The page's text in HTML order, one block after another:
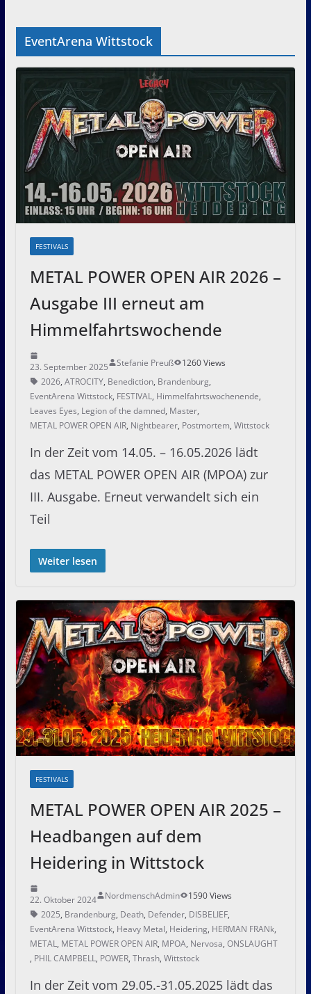
EventArena Wittstock
FESTIVALS
METAL POWER OPEN AIR 2026 –
Ausgabe III erneut am
Himmelfahrtswochende
23. September 2025 Stefanie Preuß
1260 Views
2026, ATROCITY, Benediction, Brandenburg,
EventArena Wittstock, FESTIVAL, Himmelfahrtswochenende,
Leaves Eyes, Legion of the damned, Master,
METAL POWER OPEN AIR, Nightbearer, Postmortem, Wittstock
In der Zeit vom 14.05. – 16.05.2026 lädt
das METAL POWER OPEN AIR (MPOA) zur
III. Ausgabe. Erneut verwandelt sich ein
Teil
Weiter lesen
FESTIVALS
METAL POWER OPEN AIR 2025 –
Headbangen auf dem
Heidering in Wittstock
22. Oktober 2024 NordmenschAdmin
1590 Views
2025, Brandenburg, Death, Defender, DISBELIEF,
EventArena Wittstock, Heavy Metal, Heidering, HERMAN FRANk,
METAL, METAL POWER OPEN AIR, MPOA, Nervosa, ONSLAUGHT
, PHIL CAMPBELL, POWER, Thrash, Wittstock
In der Zeit vom 29.05.-31.05.2025 lädt das